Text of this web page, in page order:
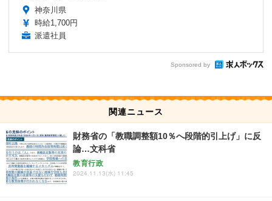
神奈川県
時給1,700円
派遣社員
Sponsored by
関連ニュース
財務省の「教職調整額10％へ段階的引上げ」に反
論…文科省
教育行政
2024.11.13(水) 11:45